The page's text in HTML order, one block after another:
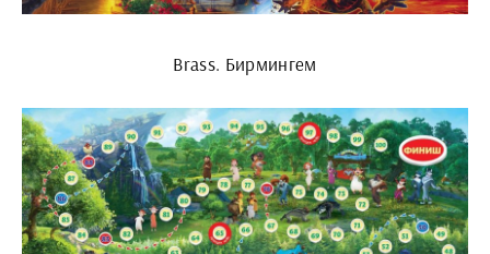
Brass. Бирмингем